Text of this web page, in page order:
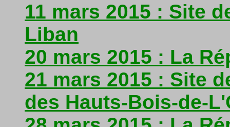
11 mars 2015 : Site
Liban
20 mars 2015 : La
21 mars 2015 : Site
des Hauts-Bois-de-